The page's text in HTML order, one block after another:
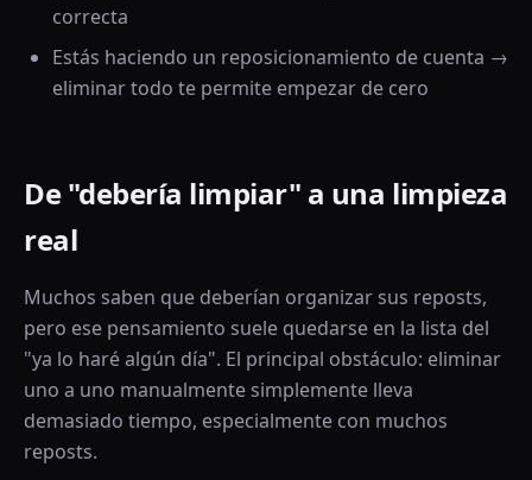
correcta
Estás haciendo un reposicionamiento de cuenta →
eliminar todo te permite empezar de cero
De "debería limpiar" a una limpieza
real
Muchos saben que deberían organizar sus reposts,
pero ese pensamiento suele quedarse en la lista del
"ya lo haré algún día". El principal obstáculo: eliminar
uno a uno manualmente simplemente lleva
demasiado tiempo, especialmente con muchos
reposts.